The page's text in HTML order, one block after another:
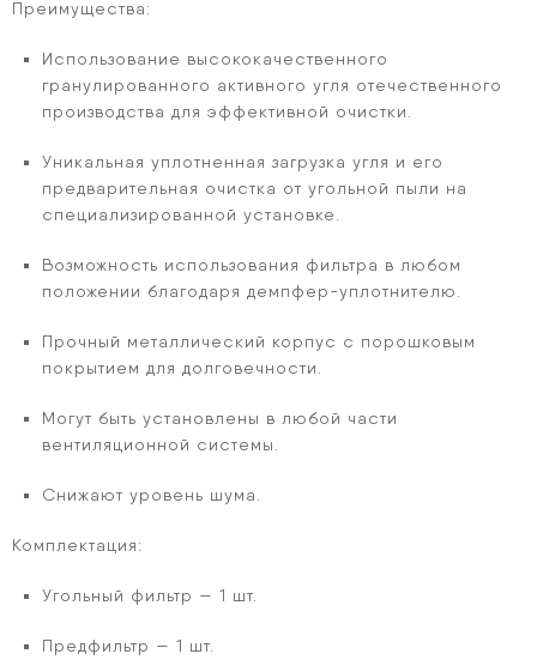
Преимущества:
Использование высококачественного
гранулированного активного угля отечественного
производства для эффективной очистки.
Уникальная уплотненная загрузка угля и его
предварительная очистка от угольной пыли на
специализированной установке.
Возможность использования фильтра в любом
положении благодаря демпфер-уплотнителю.
Прочный металлический корпус с порошковым
покрытием для долговечности.
Могут быть установлены в любой части
вентиляционной системы.
Снижают уровень шума.
Комплектация:
Угольный фильтр — 1 шт.
Предфильтр — 1 шт.